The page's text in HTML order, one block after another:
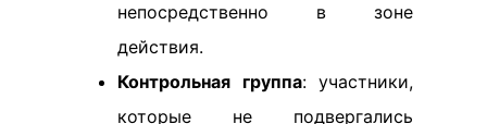
непосредственно в зоне
действия.
Контрольная группа: участники,
которые не подвергались